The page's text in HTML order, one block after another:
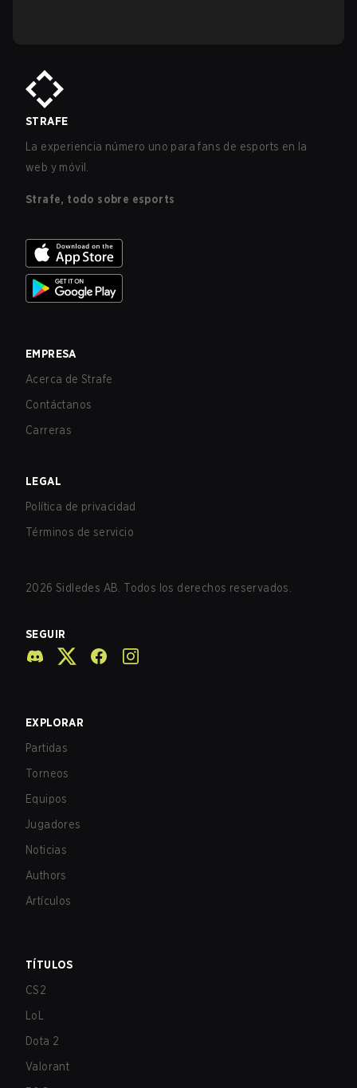
STRAFE
La experiencia número uno para fans de esports en la
web y móvil.
Strafe, todo sobre esports
EMPRESA
Acerca de Strafe
Contáctanos
Carreras
LEGAL
Política de privacidad
Términos de servicio
2026 Sidledes AB. Todos los derechos reservados.
SEGUIR
EXPLORAR
Partidas
Torneos
Equipos
Jugadores
Noticias
Authors
Artículos
TÍTULOS
CS2
LoL
Dota 2
Valorant